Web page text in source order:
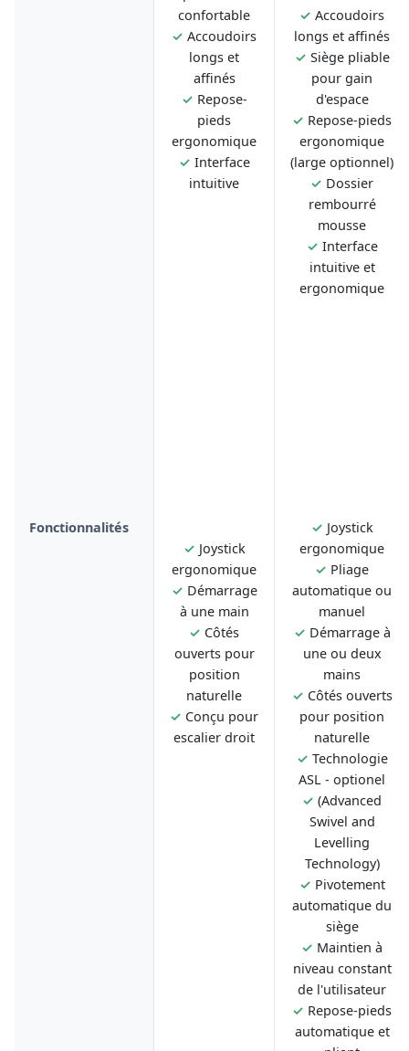
confortable
✓ Accoudoirs
longs et
affinés
✓ Repose-
pieds
ergonomique
✓ Interface
intuitive
✓ Accoudoirs
longs et affinés
✓ Siège pliable
pour gain
d'espace
✓ Repose-pieds
ergonomique
(large optionnel)
✓ Dossier
rembourré
mousse
✓ Interface
intuitive et
ergonomique
Fonctionnalités
✓ Joystick
ergonomique
✓ Démarrage
à une main
✓ Côtés
ouverts pour
position
naturelle
✓ Conçu pour
escalier droit
✓ Joystick
ergonomique
✓ Pliage
automatique ou
manuel
✓ Démarrage à
une ou deux
mains
✓ Côtés ouverts
pour position
naturelle
✓ Technologie
ASL - optionel
✓ (Advanced
Swivel and
Levelling
Technology)
✓ Pivotement
automatique du
siège
✓ Maintien à
niveau constant
de l'utilisateur
✓ Repose-pieds
automatique et